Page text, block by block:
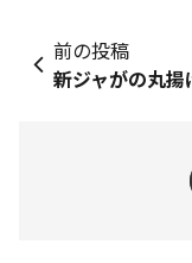
前の投稿